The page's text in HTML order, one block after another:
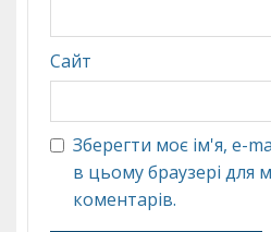
Сайт
Зберегти моє ім'я, e-
в цьому браузері для
коментарів.